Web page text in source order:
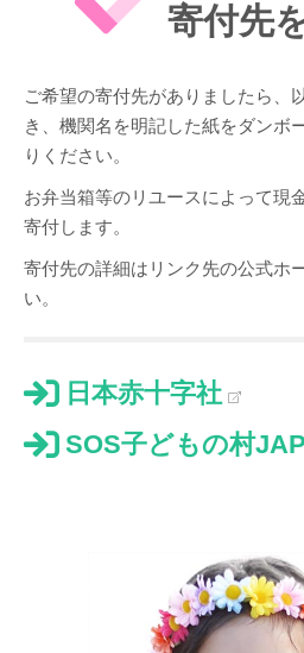
寄付先
ご希望の寄付先がありましたら、
き、機関名を明記した紙をダンボ
りください。
お弁当箱等のリユースによって現
寄付します。
寄付先の詳細はリンク先の公式ホ
い。
日本赤十字社
SOS子どもの村